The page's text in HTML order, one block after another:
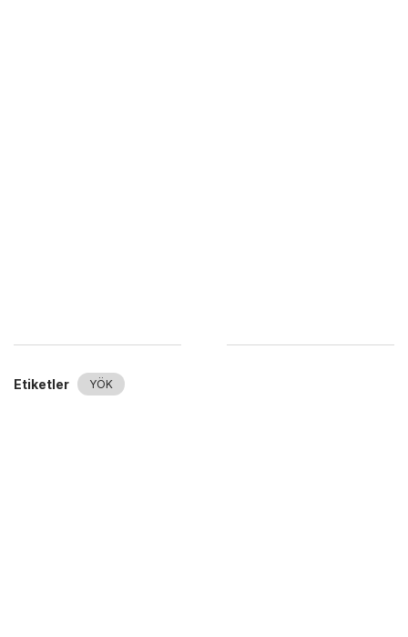
Etiketler YÖK